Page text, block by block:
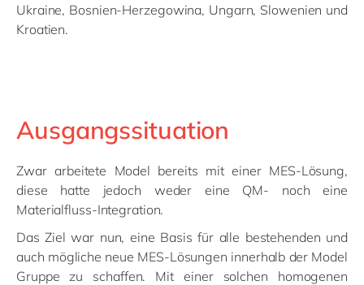
Ukraine, Bosnien-Herzegowina, Ungarn, Slowenien und
Kroatien.
Ausgangssituation
Zwar arbeitete Model bereits mit einer MES-Lösung,
diese hatte jedoch weder eine QM- noch eine
Materialfluss-Integration.
Das Ziel war nun, eine Basis für alle bestehenden und
auch mögliche neue MES-Lösungen innerhalb der Model
Gruppe zu schaffen. Mit einer solchen homogenen